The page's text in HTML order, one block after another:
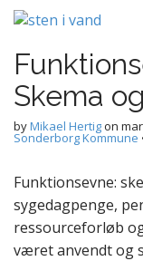
Skema
byMikael Hertigon
Sonderborg Kommune
Funktionsevne:
sygedagpenge,
ressourceforløb
været anvendt og